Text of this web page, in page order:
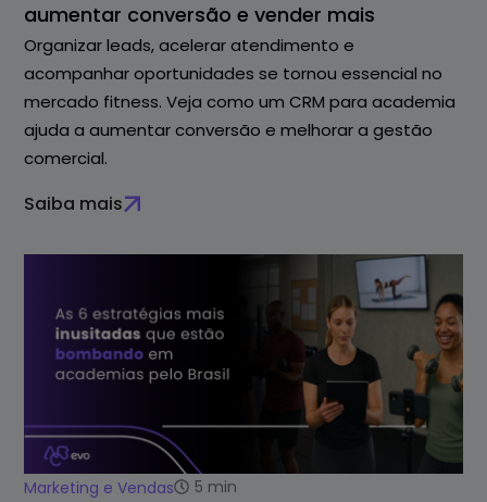
aumentar conversão e vender mais
Organizar leads, acelerar atendimento e
acompanhar oportunidades se tornou essencial no
mercado fitness. Veja como um CRM para academia
ajuda a aumentar conversão e melhorar a gestão
comercial.
Saiba mais
Marketing e Vendas 5 min